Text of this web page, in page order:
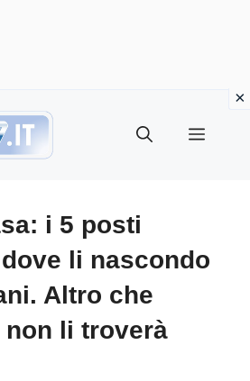
Menu
i 5 posti
li nascondo
Altro che
non li troverà